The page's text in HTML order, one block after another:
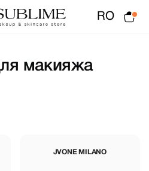
RO
макияжа
JVONE MILANO